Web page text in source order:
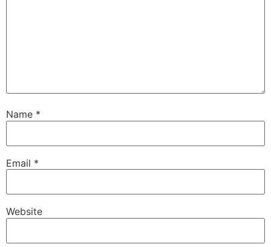
Name *
Email *
Website